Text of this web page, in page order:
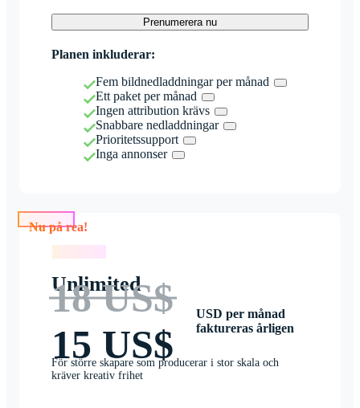
Prenumerera nu
Planen inkluderar:
Fem bildnedladdningar per månad
Ett paket per månad
Ingen attribution krävs
Snabbare nedladdningar
Prioritetssupport
Inga annonser
Nu på rea!
Unlimited
18 US$
15 US$
USD per månad
faktureras årligen
För större skapare som producerar i stor skala och
kräver kreativ frihet